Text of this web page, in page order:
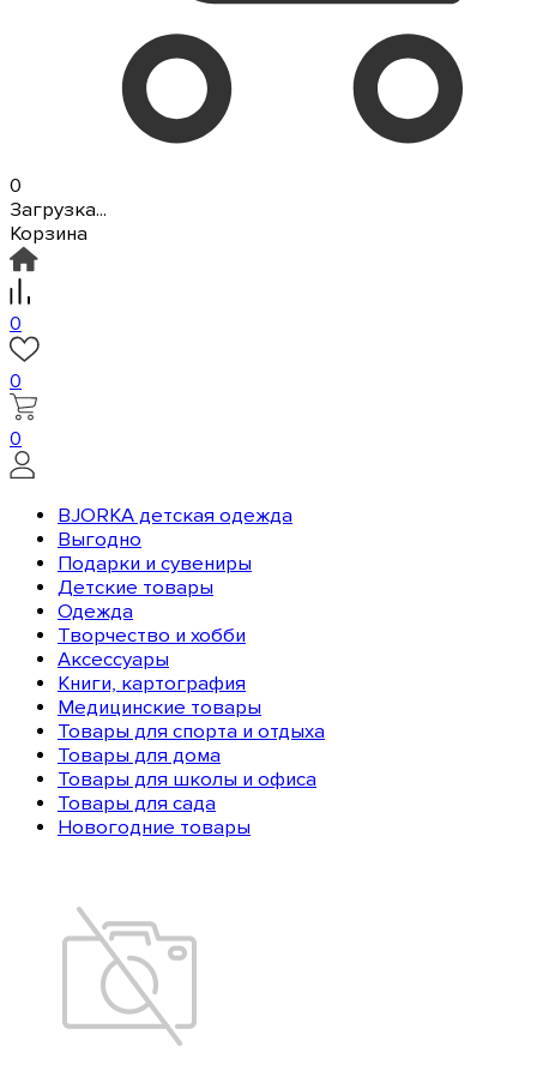
0
Загрузка...
Корзина
0
0
0
BJORKA детская одежда
Выгодно
Подарки и сувениры
Детские товары
Одежда
Творчество и хобби
Аксессуары
Книги, картография
Медицинские товары
Товары для спорта и отдыха
Товары для дома
Товары для школы и офиса
Товары для сада
Новогодние товары